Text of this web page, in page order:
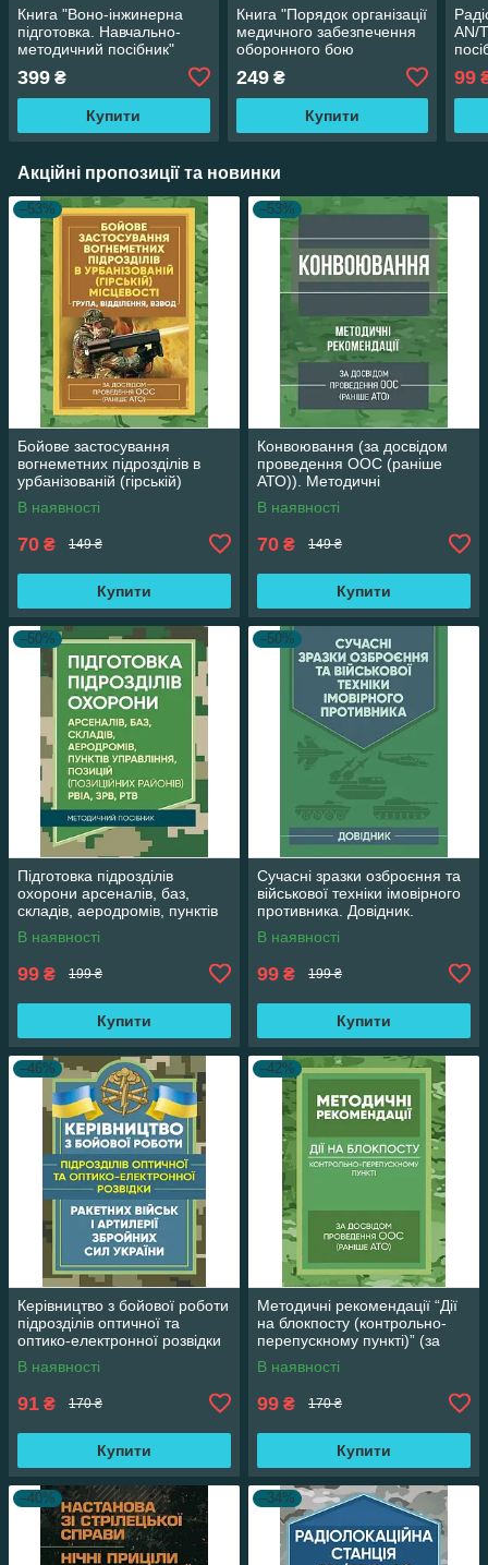
Книга "Воно-інжинерна
підготовка. Навчально-
методичний посібник"
399 ₴
Купити
Книга "Порядок організації
медичного забезпечення
оборонного бою
батальйону"
249₴
Купити
AN/
99
Акційні пропозиції та новинки
–53%
Бойове застосування
вогнеметних підрозділів в
урбанізованій (гірській)
місцевості (група, відділення,
взвод).
В наявності
70 ₴ 149 ₴
Купити
–53%
Конвоювання (за досвідом
проведення ООС (раніше
АТО)). Методичні
рекомендації
В наявності
70 ₴ 149 ₴
Купити
–50%
Підготовка підрозділів
охорони арсеналів, баз,
складів, аеродромів, пунктів
управління, позицій
(позиційних
В наявності
99 ₴ 199 ₴
Купити
–50%
Сучасні зразки озброєння та
військової техніки імовірного
противника. Довідник.
В наявності
99 ₴ 199 ₴
Купити
–46%
Керівництво з бойової роботи
підрозділів оптичної та
оптико-електронної розвідки
ракетних військ і артилерії
В наявності
91 ₴ 170 ₴
Купити
–42%
Методичні рекомендації “Дії
на блокпосту (контрольно-
перепускному пункті)” (за
досвідом проведення ООС
(раніше
В наявності
99 ₴ 170 ₴
Купити
–40% –34%